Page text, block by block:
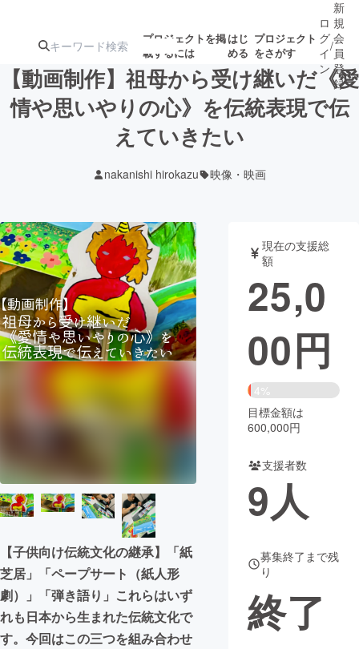
プロジェクトを掲
載するには
はじ
める
プロジェクト
をさがす
注目の新着プロ募集終了が近いプ
テクノロジー・ガジェット
映像・映画 書籍・雑誌
ビジネス・起業 チャレンジ
CAMPFIRE for Social Good CAMPFIRE Creation
コミュニティ
ロ
グ
イ
ン
/
新
規
会
員
登
録
【動画制作】祖母から受け継いだ《愛
情や思いやりの心》を伝統表現で伝
えていきたい
nakanishi hirokazu 映像・映画
【子供向け伝統文化の継承】「紙
芝居」「ペープサート（紙人形
劇）」「弾き語り」これらはいず
れも日本から生まれた伝統文化で
す。今回はこの三つを組み合わせ
現在の支援総
額
25,0
00円
4%
目標金額は
600,000円
支援者数
9人
募集終了まで残
り
終了